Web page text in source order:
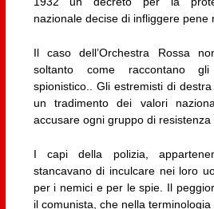
nazionale decise di infliggere pene
Il caso dell’Orchestra Rossa
soltanto come raccontano
spionistico.. Gli estremisti di
un tradimento dei valori
accusare ogni gruppo di resistenza
I capi della polizia,
stancavano di inculcare nei loro
per i nemici e per le spie. Il
il comunista, che nella